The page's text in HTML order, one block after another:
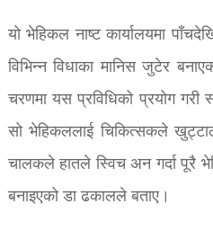
यो भेहिकल नाष्ट कार्यालयमा
विभिन्न विधाका मानिस जुटेर
चरणमा यस प्रविधिको प्रयोग
सो भेहिकललाई चिकित्सकले
चालकले हातले स्विच अन गर्दा पूरै
बनाइएको डा ढकालले बताए।